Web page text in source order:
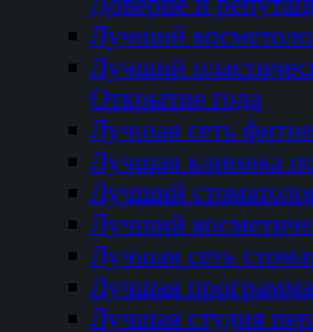
Лучший
Лучший
Открытие года
Лучшая сеть
Лучшая клиника
Лучший
Лучший
Лучшая сеть
Лучшая программа
Лучшая студия